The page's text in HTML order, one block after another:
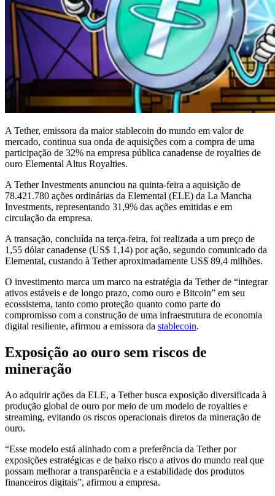
A Tether, emissora da maior stablecoin do mundo em valor de
mercado, continua sua onda de aquisições com a compra de uma
participação de 32% na empresa pública canadense de royalties de
ouro Elemental Altus Royalties.
A Tether Investments anunciou na quinta-feira a aquisição de
78.421.780 ações ordinárias da Elemental (ELE) da La Mancha
Investments, representando 31,9% das ações emitidas e em
circulação da empresa.
A transação, concluída na terça-feira, foi realizada a um preço de
1,55 dólar canadense (US$ 1,14) por ação, segundo comunicado da
Elemental, custando à Tether aproximadamente US$ 89,4 milhões.
O investimento marca um marco na estratégia da Tether de “integrar
ativos estáveis e de longo prazo, como ouro e Bitcoin” em seu
ecossistema, tanto como proteção quanto como parte do
compromisso com a construção de uma infraestrutura de economia
digital resiliente, afirmou a emissora da stablecoin.
Exposição ao ouro sem riscos de
mineração
Ao adquirir ações da ELE, a Tether busca exposição diversificada à
produção global de ouro por meio de um modelo de royalties e
streaming, evitando os riscos operacionais diretos da mineração de
ouro.
“Esse modelo está alinhado com a preferência da Tether por
exposições estratégicas e de baixo risco a ativos do mundo real que
possam melhorar a transparência e a estabilidade dos produtos
financeiros digitais”, afirmou a empresa.